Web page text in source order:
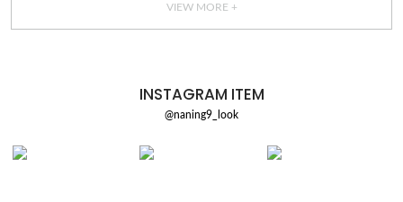
VIEW MORE +
INSTAGRAM ITEM
@naning9_look